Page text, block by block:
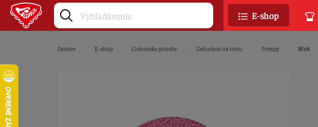
Domov E-shop Cukrárske potreby Dekorácie na tortu Posypy Mak
E-shop